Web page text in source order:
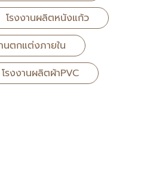
โรงงานผลิตหนังแก้ว
นตกแต่งภายใน
โรงงานผลิตผ้าPVC